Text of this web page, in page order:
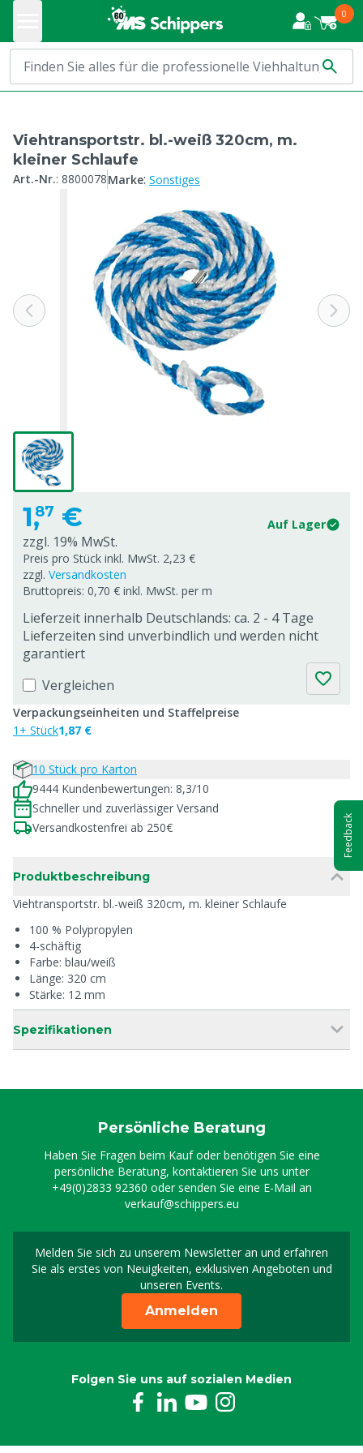
0
Viehtransportstr. bl.-weiß 320cm, m.
kleiner Schlaufe
Art.-Nr.: 8800078Marke: Sonstiges
1,87 € Auf Lager
zzgl. 19% MwSt.
Preis pro Stück inkl. MwSt. 2,23 €
zzgl. Versandkosten
Bruttopreis: 0,70 € inkl. MwSt. per m
Lieferzeit innerhalb Deutschlands: ca. 2 - 4 Tage
Lieferzeiten sind unverbindlich und werden nicht
garantiert
Vergleichen
Verpackungseinheiten und Staffelpreise
1+ Stück1,87 €
10 Stück pro Karton
9444 Kundenbewertungen: 8,3/10
Schneller und zuverlässiger Versand
Versandkostenfrei ab 250€
Produktbeschreibung
Viehtransportstr. bl.-weiß 320cm, m. kleiner Schlaufe
100 % Polypropylen
4-schäftig
Farbe: blau/weiß
Länge: 320 cm
Stärke: 12 mm
Spezifikationen
Persönliche Beratung
Haben Sie Fragen beim Kauf oder benötigen Sie eine
persönliche Beratung, kontaktieren Sie uns unter
+49(0)2833 92360 oder senden Sie eine E-Mail an
verkauf@schippers.eu
Melden Sie sich zu unserem Newsletter an und erfahren
Sie als erstes von Neuigkeiten, exklusiven Angeboten und
unseren Events.
Melden Sie sich für
Anmelden
Folgen Sie uns auf sozialen Medien
Feedback